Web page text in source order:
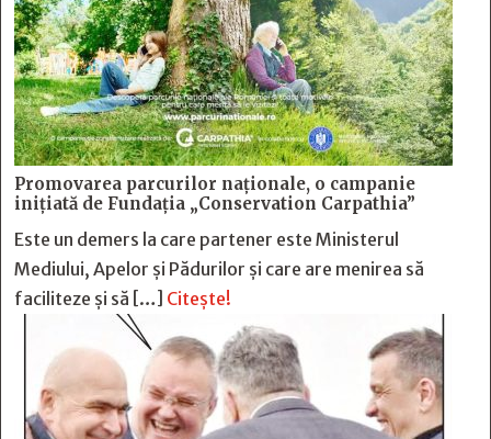
Promovarea parcurilor naționale, o campanie
inițiată de Fundația „Conservation Carpathia”
Este un demers la care partener este Ministerul
Mediului, Apelor și Pădurilor și care are menirea să
faciliteze și să […] Citește!